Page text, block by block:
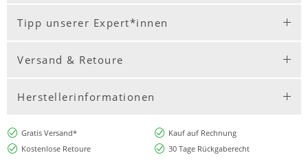
Tipp unserer Expert*innen
Versand & Retoure
Herstellerinformationen
Gratis Versand*
Kauf auf Rechnung
Kostenlose Retoure
30 Tage Rückgaberecht